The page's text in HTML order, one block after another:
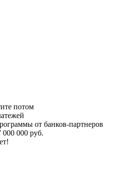
потом
от банков-партнеров
000 руб.